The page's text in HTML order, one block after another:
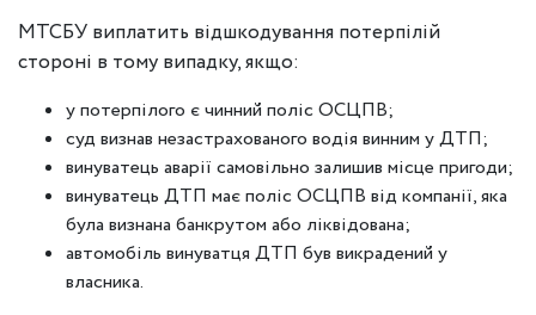
МТСБУ виплатить відшкодування потерпілій
стороні в тому випадку, якщо:
у потерпілого є чинний поліс ОСЦПВ;
суд визнав незастрахованого водія винним у ДТП;
винуватець аварії самовільно залишив місце пригоди;
винуватець ДТП має поліс ОСЦПВ від компанії, яка
була визнана банкрутом або ліквідована;
автомобіль винуватця ДТП був викрадений у
власника.